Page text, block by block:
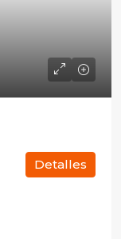
Detalles